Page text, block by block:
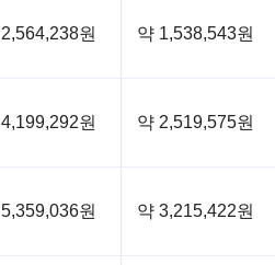
2,564,238원 약 1,538,543원
4,199,292원 약 2,519,575원
5,359,036원 약 3,215,422원